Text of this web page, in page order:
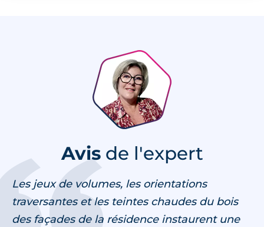
Avisde l'expert
Les jeux de volumes, les orientations
traversantes et les teintes chaudes du bois
des façades de la résidence instaurent une